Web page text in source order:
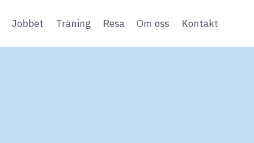
Jobbet Träning Resa Om oss Kontakt